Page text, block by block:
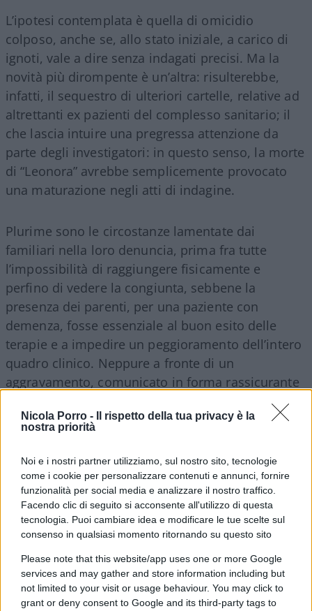
Nicola Porro -
Il rispetto della tua privacy è la
nostra priorità
Noi e i nostri partner utilizziamo, sul nostro sito, tecnologie
come i cookie per personalizzare contenuti e annunci, fornire
funzionalità per social media e analizzare il nostro traffico.
Facendo clic di seguito si acconsente all'utilizzo di questa
tecnologia. Puoi cambiare idea e modificare le tue scelte sul
consenso in qualsiasi momento ritornando su questo sito
Please note that this website/app uses one or more Google
services and may gather and store information including but
not limited to your visit or usage behaviour. You may click to
grant or deny consent to Google and its third-party tags to
L’ipotesi contemplata è quella di omicidio
colposo, anche se, allo stato iniziale, a carico di
ignoti, vale a dire senza indagati precisi. Ma la
novità più dirompente è un’altra: risulterebbe,
infatti, il sequestro di ulteriori cartelle, relative ad
altrettanti ex pazienti del complesso sanitario; il
che lascia intuire una pregressa attenzione da
parte degli investigatori: in questo senso, la morte
di “Leonora” avrebbe semplicemente provocato
una maturazione negli atti di indagine.
Plurime sono le circostanze lamentate dai
familiari nella loro denuncia, prima fra tutte
l’impossibilità di raggiungere fisicamente e
perfino di vedere la congiunta, sebbene la
presenza dei parenti, per una paziente con
demenza, fosse essenziale al buon esito delle
terapie e a impedire un peggioramento dell’intero
quadro clinico. Neppure a fronte di un
aggravamento, comunicato in forma rassicurante
sarebbe stato permesso di accostarsi al letto della
madre. Salvo registrare il traumatico esito fatale:
dalle rassicurazioni di rito alla constatazione
dell’inevitabile nell’arco di neppure un’ora. Le
stesse metodologie, le modalità del ricovero non
sfuggono alle accuse dei figli: la donna, affetta da
problemi respiratori e cardiaci, presentava un
quadro clinico giudicato soddisfacente dai sanitari
del Santo Spirito, dal quale proveniva a seguito di
una degenza causata da una frattura e per